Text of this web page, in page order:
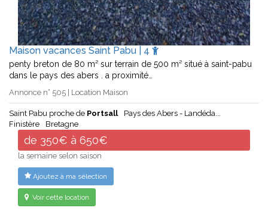
Maison vacances Saint Pabu | 4
penty breton de 80 m² sur terrain de 500 m² situé à saint-pabu
dans le pays des abers . a proximité…
Annonce n° 505 | Location Maison
Saint Pabu proche de Portsall
Pays des Abers - Landéda...
Finistère
Bretagne
de 350€ à 650€
la semaine selon saison
Ajoutez à ma sélection
Voir cette location